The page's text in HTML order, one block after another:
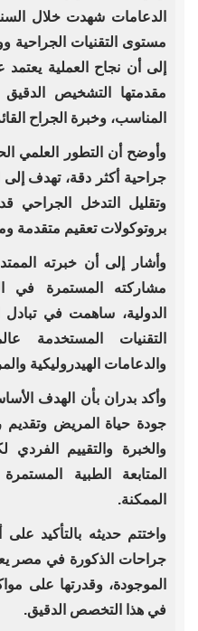
الدعامات شهدت خلال
مستوى التقنيات الجراحية
إلى أن نجاح العملية
مقدمتها التشخيص الدقيق
المناسب، وخبرة الجراح
وأوضح أن التطور العلمي
جراحية أكثر دقة، تهدف إلى
وتقليل التدخل الجراحي
بروتوكولات تعقيم متقدمة
وأشار إلى أن خبرته
مشاركته المستمرة في
الدولية، ساهمت في
التقنيات المستخدمة
والدعامات الهيدروليكية
وأكد بدران بأن الهدف
جودة حياة المريض وتقديم
والخبرة والتقييم
المتابعة الطبية
الممكنة.
واختتم حديثه بالتأكيد
جراحات الذكورة في مصر
الموجودة، وقدرتها على
في هذا التخصص الدقيق.